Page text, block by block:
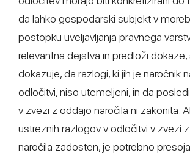
da lahko gospodarski subjekt v
postopku uveljavljanja pravnega
relevantna dejstva in predloži dokaze,
dokazuje, da razlogi, ki jih je naročnik
odločitvi, niso utemeljeni, in da
v zvezi z oddajo naročila ni zakonita.
ustreznih razlogov v odločitvi v zvezi
naročila zadosten, je potrebno